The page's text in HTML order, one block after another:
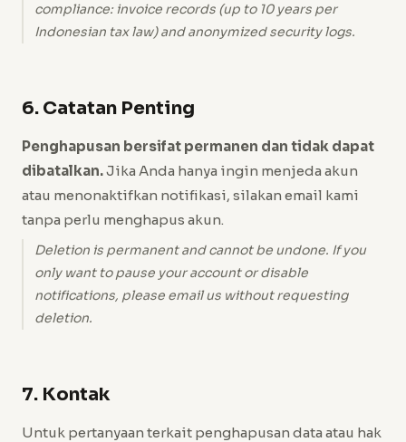
compliance: invoice records (up to 10 years per
Indonesian tax law) and anonymized security logs.
6. Catatan Penting
Penghapusan bersifat permanen dan tidak dapat
dibatalkan.Jika Anda hanya ingin menjeda akun
atau menonaktifkan notifikasi, silakan email kami
tanpa perlu menghapus akun.
Deletion is permanent and cannot be undone. If you
only want to pause your account or disable
notifications, please email us without requesting
deletion.
7. Kontak
Untuk pertanyaan terkait penghapusan data atau hak